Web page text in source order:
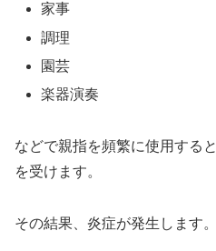
家事
調理
園芸
楽器演奏
などで親指を頻繁に使用する
を受けます。
その結果、炎症が発生します。